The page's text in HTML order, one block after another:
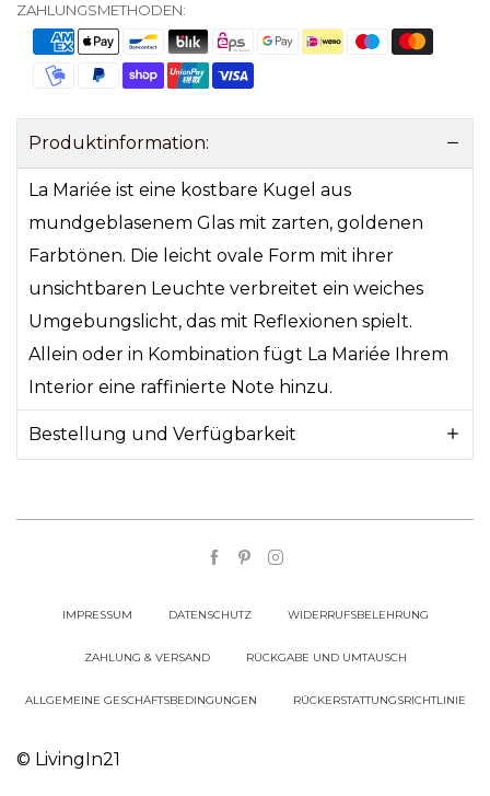
ZAHLUNGSMETHODEN:
Produktinformation:
La Mariée ist eine kostbare Kugel aus
mundgeblasenem Glas mit zarten, goldenen
Farbtönen. Die leicht ovale Form mit ihrer
unsichtbaren Leuchte verbreitet ein weiches
Umgebungslicht, das mit Reflexionen spielt.
Allein oder in Kombination fügt La Mariée Ihrem
Interior eine raffinierte Note hinzu.
Bestellung und Verfügbarkeit
IMPRESSUM DATENSCHUTZ WIDERRUFSBELEHRUNG
ZAHLUNG & VERSAND RÜCKGABE UND UMTAUSCH
ALLGEMEINE GESCHÄFTSBEDINGUNGEN RÜCKERSTATTUNGSRICHTLINIE
© LivingIn21